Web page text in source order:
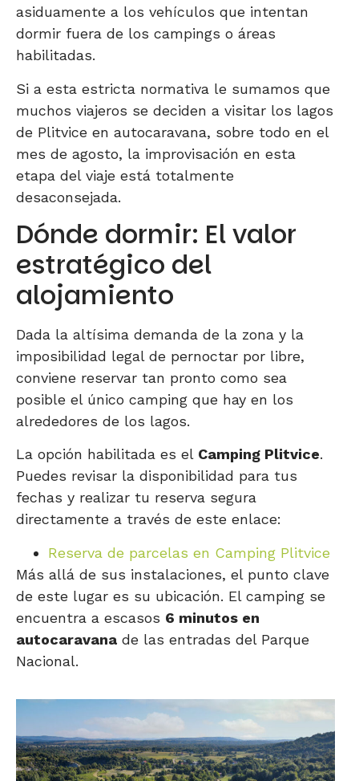
asiduamente a los vehículos que intentan
dormir fuera de los campings o áreas
habilitadas.
Si a esta estricta normativa le sumamos que
muchos viajeros se deciden a visitar los lagos
de Plitvice en autocaravana, sobre todo en el
mes de agosto, la improvisación en esta
etapa del viaje está totalmente
desaconsejada.
Dónde dormir: El valor
estratégico del
alojamiento
Dada la altísima demanda de la zona y la
imposibilidad legal de pernoctar por libre,
conviene reservar tan pronto como sea
posible el único camping que hay en los
alrededores de los lagos.
La opción habilitada es el Camping Plitvice.
Puedes revisar la disponibilidad para tus
fechas y realizar tu reserva segura
directamente a través de este enlace:
Reserva de parcelas en Camping Plitvice
Más allá de sus instalaciones, el punto clave
de este lugar es su ubicación. El camping se
encuentra a escasos 6 minutos en
autocaravana de las entradas del Parque
Nacional.